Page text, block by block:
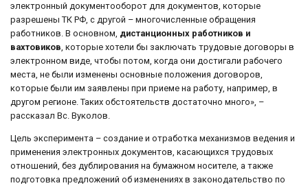
электронный документооборот для документов, которые
разрешены ТК РФ, с другой – многочисленные обращения
работников. В основном, дистанционных работников и
вахтовиков, которые хотели бы заключать трудовые договоры в
электронном виде, чтобы потом, когда они достигали рабочего
места, не были изменены основные положения договоров,
которые были им заявлены при приеме на работу, например, в
другом регионе. Таких обстоятельств достаточно много», –
рассказал Вс. Вуколов.
Цель эксперимента – создание и отработка механизмов ведения и
применения электронных документов, касающихся трудовых
отношений, без дублирования на бумажном носителе, а также
подготовка предложений об изменениях в законодательство по